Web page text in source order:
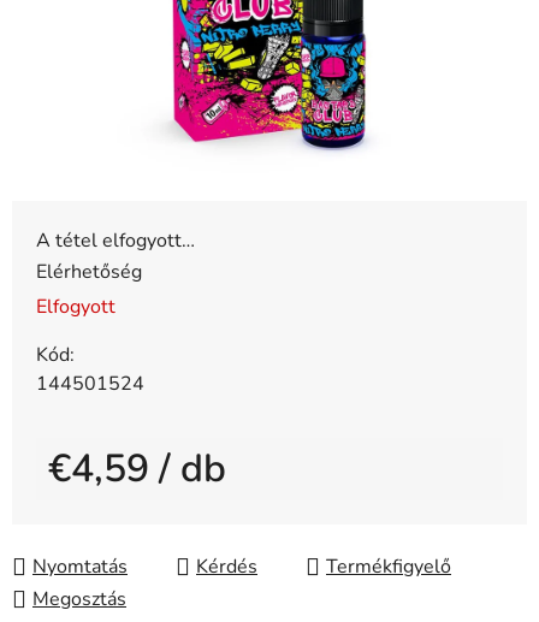
A tétel elfogyott…
Elérhetőség
Elfogyott
Kód:
144501524
€4,59/ db
Nyomtatás
Kérdés
Megosztás